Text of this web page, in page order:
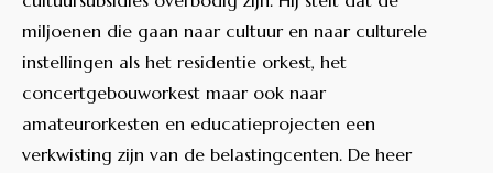
miljoenen die gaan naar cultuur en naar culturele
instellingen als het residentie orkest, het
concertgebouworkest maar ook naar
amateurorkesten en educatieprojecten een
verkwisting zijn van de belastingcenten. De heer